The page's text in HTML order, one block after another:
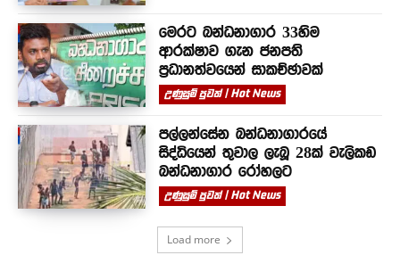
මෙරට බන්ධනාගාර 33හිම
ආරක්ෂාව ගැන ජනපති
ප්‍රධානත්වයෙන් සාකච්ඡාවක්
උණුසුම් පුවත් | Hot News
පල්ලන්සේන බන්ධනාගාරයේ
සිද්ධියෙන් තුවාල ලැබූ 28ක් වැලිකඩ
බන්ධනාගාර රෝහලට
උණුසුම් පුවත් | Hot News
Load more